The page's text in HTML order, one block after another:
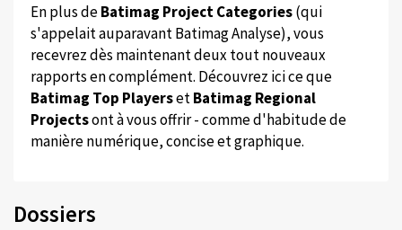
En plus deBatimag Project Categories(qui
s'appelait auparavant Batimag Analyse), vous
recevrez dès maintenant deux tout nouveaux
rapports en complément. Découvrez ici ce que
Batimag Top PlayersetBatimag Regional
Projectsont à vous offrir - comme d'habitude de
manière numérique, concise et graphique.
Dossiers